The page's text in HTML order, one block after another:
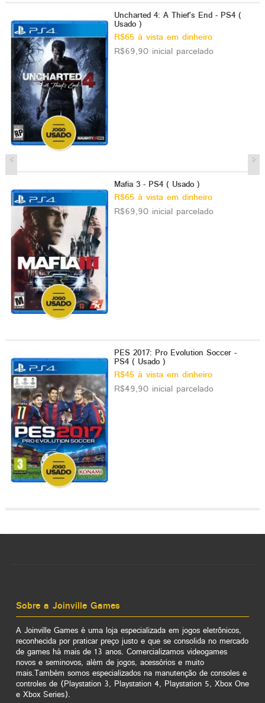
Uncharted 4: A Thief's End - PS4 (
Usado )
R$65 à vista em dinheiro
R$69,90 inicial parcelado
Mafia 3 - PS4 ( Usado )
R$65 à vista em dinheiro
R$69,90 inicial parcelado
PES 2017: Pro Evolution Soccer -
PS4 ( Usado )
R$45 à vista em dinheiro
R$49,90 inicial parcelado
Sobre a Joinville Games
A Joinville Games é uma loja especializada em jogos eletrônicos,
reconhecida por praticar preço justo e que se consolida no mercado
de games há mais de 13 anos. Comercializamos videogames
novos e seminovos, além de jogos, acessórios e muito
mais.Também somos especializados na manutenção de consoles e
controles de (Playstation 3, Playstation 4, Playstation 5, Xbox One
e Xbox Series).